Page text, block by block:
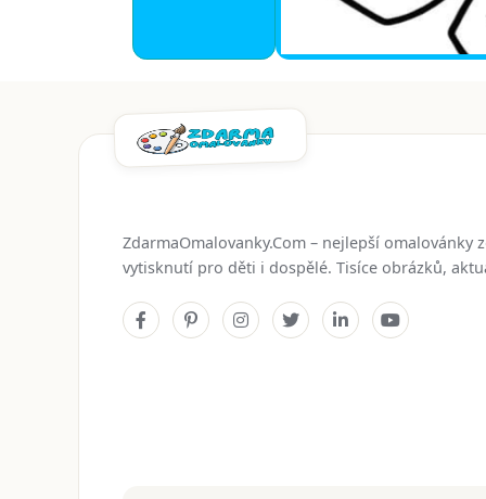
ZdarmaOmalovanky.Com – nejlepší omalovánky
vytisknutí pro děti i dospělé. Tisíce obrázků,